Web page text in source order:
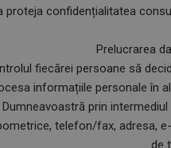
proteja confidențialitatea
Prelucrarea
fiecărei persoane să
informațiile personale în
prin
telefon/fax, adresa,
de